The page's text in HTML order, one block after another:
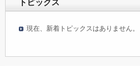
トピックス
現在、新着トピックスはありません。